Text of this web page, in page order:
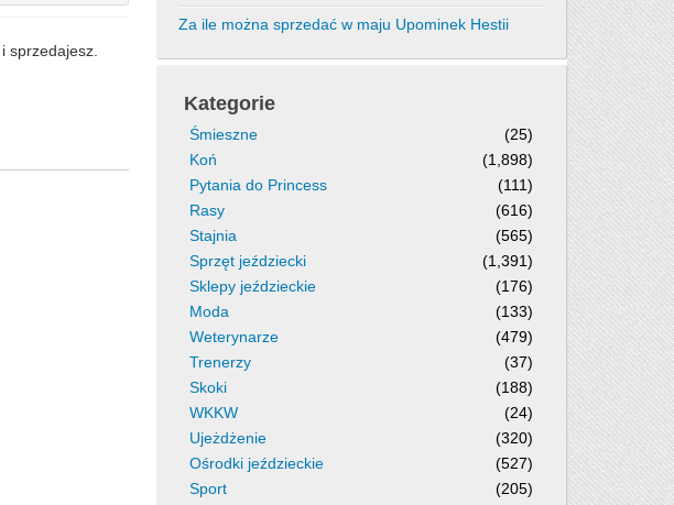
sprzedajesz.
Za ile można sprzedać w maju Upominek Hestii
Kategorie
Śmieszne
(25)
Koń
(1,898)
Pytania do Princess
(111)
Rasy
(616)
Stajnia
(565)
Sprzęt jeździecki
(1,391)
Sklepy jeździeckie
(176)
Moda
(133)
Weterynarze
(479)
Trenerzy
(37)
Skoki
(188)
WKKW
(24)
Ujeżdżenie
(320)
Ośrodki jeździeckie
(527)
Sport
(205)